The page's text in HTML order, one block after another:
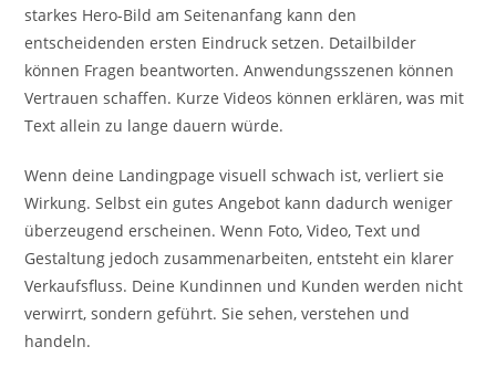
starkes Hero-Bild am Seitenanfang kann den
entscheidenden ersten Eindruck setzen. Detailbilder
können Fragen beantworten. Anwendungsszenen können
Vertrauen schaffen. Kurze Videos können erklären, was mit
Text allein zu lange dauern würde.
Wenn deine Landingpage visuell schwach ist, verliert sie
Wirkung. Selbst ein gutes Angebot kann dadurch weniger
überzeugend erscheinen. Wenn Foto, Video, Text und
Gestaltung jedoch zusammenarbeiten, entsteht ein klarer
Verkaufsfluss. Deine Kundinnen und Kunden werden nicht
verwirrt, sondern geführt. Sie sehen, verstehen und
handeln.